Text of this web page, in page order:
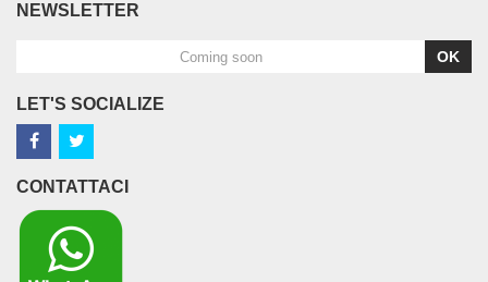
NEWSLETTER
OK
LET'S SOCIALIZE
CONTATTACI